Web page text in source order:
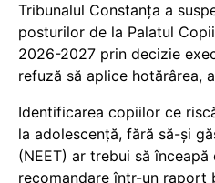
Tribunalul Constanța a
posturilor de la Palatul
2026-2027 prin decizie
refuză să aplice hotărârea,
Identificarea copiilor ce
la adolescență, fără să-și
(NEET) ar trebui să
recomandare într-un raport